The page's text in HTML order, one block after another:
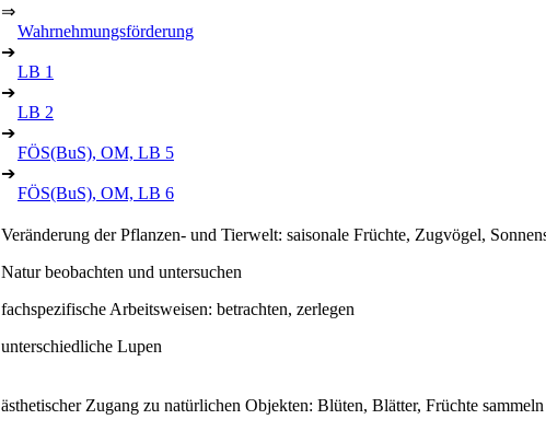
⇒
Wahrnehmungsförderung
➔
LB 1
➔
LB 2
➔
FÖS(BuS), OM, LB 5
➔
FÖS(BuS), OM, LB 6
Veränderung der Pflanzen- und Tierwelt: saisonale Früchte, Zugvögel,
Natur beobachten und untersuchen
fachspezifische Arbeitsweisen: betrachten, zerlegen
unterschiedliche Lupen
ästhetischer Zugang zu natürlichen Objekten: Blüten, Blätter, Früchte sammeln